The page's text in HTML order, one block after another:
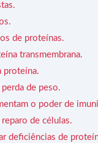
de proteínas.
transmembrana.
proteína.
de peso.
o poder de
de células.
deficiências de